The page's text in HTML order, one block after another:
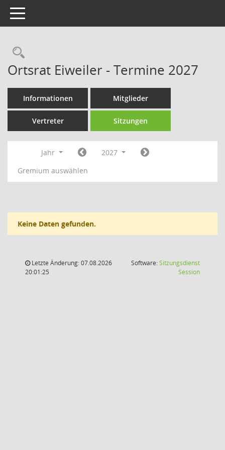
Toggle navigation
Rechercheauswahl
Ortsrat Eiweiler - Termine 2027
Informationen Mitglieder
Vertreter Sitzungen
Jahr
2027
Gremium auswählen
Keine Daten gefunden.
Letzte Änderung: 07.08.2026
20:01:25
Software:Sitzungsdienst
Session(Wird in